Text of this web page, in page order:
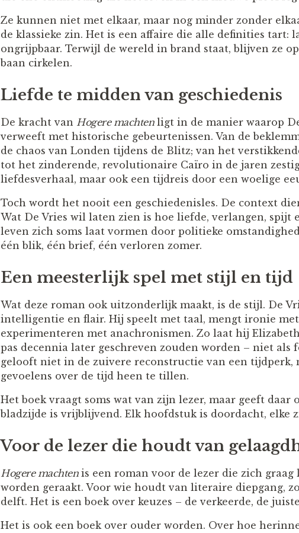
Ze kunnen niet met elkaar, maar nog minder zonder
de klassieke zin. Het is een affaire die alle definities tart:
ongrijpbaar. Terwijl de wereld in brand staat, blijven ze
baan cirkelen.
Liefde te midden van geschiedenis
De kracht van Hogere machtenligt in de manier waarop
verweeft met historische gebeurtenissen. Van de
de chaos van Londen tijdens de Blitz; van het
tot het zinderende, revolutionaire Caïro in de jaren
liefdesverhaal, maar ook een tijdreis door een woelige
Toch wordt het nooit een geschiedenisles. De context
Wat De Vries wil laten zien is hoe liefde, verlangen, spijt
leven zich soms laat vormen door politieke
één blik, één brief, één verloren zomer.
Een meesterlijk spel met stijl en tijd
Wat deze roman ook uitzonderlijk maakt, is de stijl. De
intelligentie en flair. Hij speelt met taal, mengt ironie
experimenteren met anachronismen. Zo laat hij
pas decennia later geschreven zouden worden – niet als
gelooft niet in de zuivere reconstructie van een tijdperk,
gevoelens over de tijd heen te tillen.
Het boek vraagt soms wat van zijn lezer, maar geeft
bladzijde is vrijblijvend. Elk hoofdstuk is doordacht, elke
Voor de lezer die houdt van
Hogere machtenis een roman voor de lezer die zich
worden geraakt. Voor wie houdt van literaire diepgang,
delft. Het is een boek over keuzes – de verkeerde, de
Het is ook een boek over ouder worden. Over hoe